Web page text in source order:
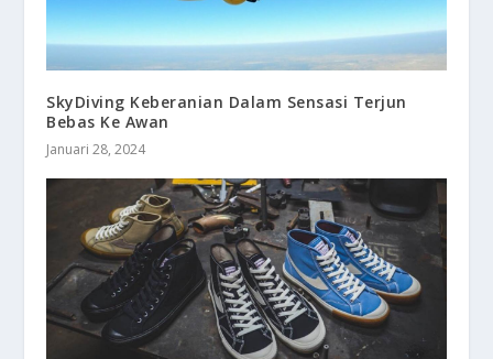
SkyDiving Keberanian Dalam Sensasi Terjun
Bebas Ke Awan
Januari 28, 2024